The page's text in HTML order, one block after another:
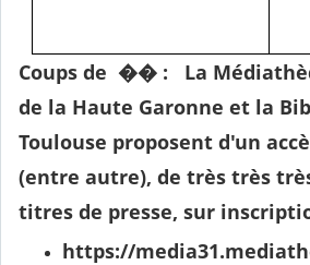
Coups de �� :
La
de la Haute Garonne et la
Toulouse proposent d'un
(entre autre), de très très
titres de presse, sur
https://